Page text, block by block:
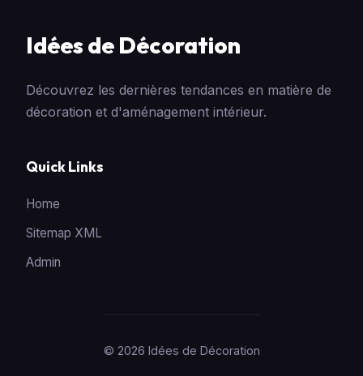
Idées de Décoration
Découvrez les dernières tendances en matière de
décoration et d'aménagement intérieur.
Quick Links
Home
Sitemap XML
Admin
© 2026 Idées de Décoration